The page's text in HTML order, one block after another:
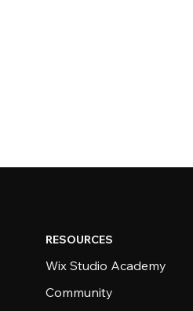
RESOURCES
Wix Studio Academy
Community